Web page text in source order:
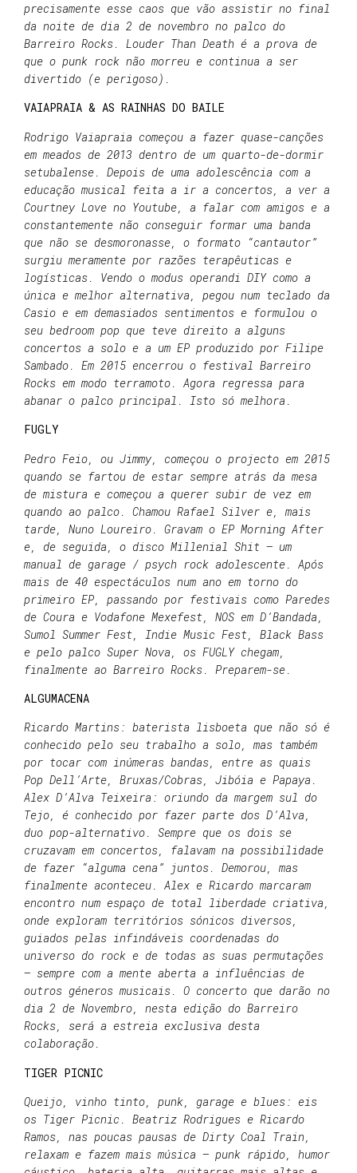
precisamente esse caos que vão assistir no final
da noite de dia 2 de novembro no palco do
Barreiro Rocks. Louder Than Death é a prova de
que o punk rock não morreu e continua a ser
divertido (e perigoso).
VAIAPRAIA & AS RAINHAS DO BAILE
Rodrigo Vaiapraia começou a fazer quase-canções
em meados de 2013 dentro de um quarto-de-dormir
setubalense. Depois de uma adolescência com a
educação musical feita a ir a concertos, a ver a
Courtney Love no Youtube, a falar com amigos e a
constantemente não conseguir formar uma banda
que não se desmoronasse, o formato “cantautor”
surgiu meramente por razões terapêuticas e
logísticas. Vendo o modus operandi DIY como a
única e melhor alternativa, pegou num teclado da
Casio e em demasiados sentimentos e formulou o
seu bedroom pop que teve direito a alguns
concertos a solo e a um EP produzido por Filipe
Sambado. Em 2015 encerrou o festival Barreiro
Rocks em modo terramoto. Agora regressa para
abanar o palco principal. Isto só melhora.
FUGLY
Pedro Feio, ou Jimmy, começou o projecto em 2015
quando se fartou de estar sempre atrás da mesa
de mistura e começou a querer subir de vez em
quando ao palco. Chamou Rafael Silver e, mais
tarde, Nuno Loureiro. Gravam o EP Morning After
e, de seguida, o disco Millenial Shit – um
manual de garage / psych rock adolescente. Após
mais de 40 espectáculos num ano em torno do
primeiro EP, passando por festivais como Paredes
de Coura e Vodafone Mexefest, NOS em D’Bandada,
Sumol Summer Fest, Indie Music Fest, Black Bass
e pelo palco Super Nova, os FUGLY chegam,
finalmente ao Barreiro Rocks. Preparem-se.
ALGUMACENA
Ricardo Martins: baterista lisboeta que não só é
conhecido pelo seu trabalho a solo, mas também
por tocar com inúmeras bandas, entre as quais
Pop Dell’Arte, Bruxas/Cobras, Jibóia e Papaya.
Alex D’Alva Teixeira: oriundo da margem sul do
Tejo, é conhecido por fazer parte dos D’Alva,
duo pop-alternativo. Sempre que os dois se
cruzavam em concertos, falavam na possibilidade
de fazer “alguma cena” juntos. Demorou, mas
finalmente aconteceu. Alex e Ricardo marcaram
encontro num espaço de total liberdade criativa,
onde exploram territórios sónicos diversos,
guiados pelas infindáveis coordenadas do
universo do rock e de todas as suas permutações
– sempre com a mente aberta a influências de
outros géneros musicais. O concerto que darão no
dia 2 de Novembro, nesta edição do Barreiro
Rocks, será a estreia exclusiva desta
colaboração.
TIGER PICNIC
Queijo, vinho tinto, punk, garage e blues: eis
os Tiger Picnic. Beatriz Rodrigues e Ricardo
Ramos, nas poucas pausas de Dirty Coal Train,
relaxam e fazem mais música – punk rápido, humor